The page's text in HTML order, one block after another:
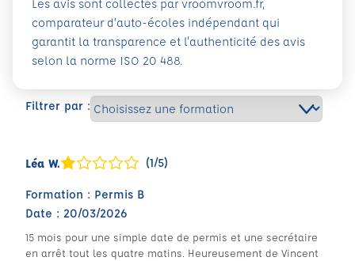
Filtrer par :
Léa W. (1/5)
Formation : Permis B
Date : 20/03/2026
15 mois pour une simple date de permis et une secrétaire
en arrêt tout les quatre matins. Heureusement de Vincent
Les avis sont collectés par vroomvroom.fr,
comparateur d’auto-écoles indépendant qui
garantit la transparence et l'authenticité des avis
selon la norme ISO 20 488.